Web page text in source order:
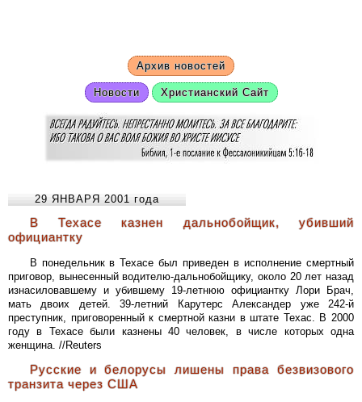
Архив новостей
Новости Христианский Сайт
29 ЯНВАРЯ 2001 года
В Техасе казнен дальнобойщик, убивший
официантку
В понедельник в Техасе был приведен в исполнение смертный
приговор, вынесенный водителю-дальнобойщику, около 20 лет назад
изнасиловавшему и убившему 19-летнюю официантку Лори Брач,
мать двоих детей. 39-летний Карутерс Александер уже 242-й
преступник, приговоренный к смертной казни в штате Техас. В 2000
году в Техасе были казнены 40 человек, в числе которых одна
женщина. //Reuters
Русские и белорусы лишены права безвизового
транзита через США